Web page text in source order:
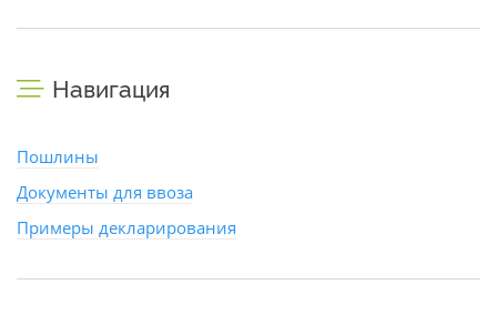
Навигация
Пошлины
Документы для ввоза
Примеры декларирования